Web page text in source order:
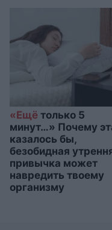
«Ещё только 5
минут…» Почему
казалось бы,
безобидная
привычка может
навредить твоему
организму